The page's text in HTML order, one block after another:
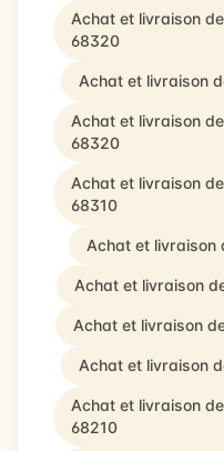
Achat et livraison
68320
Achat et livraison
Achat et livraison
68320
Achat et livraison
68310
Achat et livraison
Achat et livraison
Achat et livraison
Achat et livraison
Achat et livraison
68210